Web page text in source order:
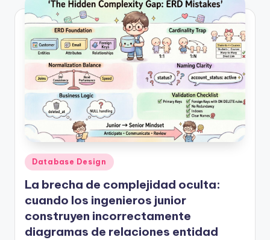
Publicado
en
Database Design
La brecha de complejidad oculta:
cuando los ingenieros junior
construyen incorrectamente
diagramas de relaciones entidad